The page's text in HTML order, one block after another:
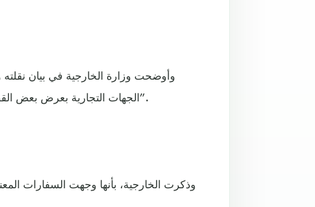
وأوضحت وزارة الخارجية في بيان نقلته
الجهات التجارية بعرض بعض القطع الأثرية اليمنية للبيع في عدد من المدن الأوروبية”.
وذكرت الخارجية، بأنها وجهت السفارات